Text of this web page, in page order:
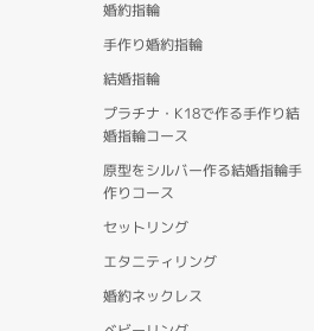
婚約指輪
手作り婚約指輪
結婚指輪
プラチナ・K18で作る手作り結
婚指輪コース
原型をシルバー作る結婚指輪手
作りコース
セットリング
エタニティリング
婚約ネックレス